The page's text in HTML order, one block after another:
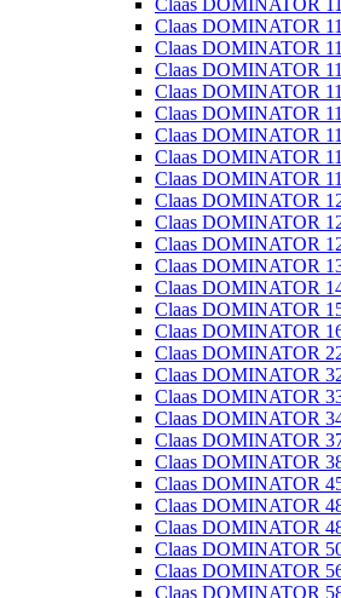
Claas DOMINATOR
Claas DOMINATOR
Claas DOMINATOR
Claas DOMINATOR
Claas DOMINATOR
Claas DOMINATOR
Claas DOMINATOR
Claas DOMINATOR
Claas DOMINATOR
Claas DOMINATOR
Claas DOMINATOR
Claas DOMINATOR
Claas DOMINATOR
Claas DOMINATOR
Claas DOMINATOR
Claas DOMINATOR
Claas DOMINATOR
Claas DOMINATOR
Claas DOMINATOR
Claas DOMINATOR
Claas DOMINATOR
Claas DOMINATOR
Claas DOMINATOR
Claas DOMINATOR
Claas DOMINATOR
Claas DOMINATOR
Claas DOMINATOR
Claas DOMINATOR